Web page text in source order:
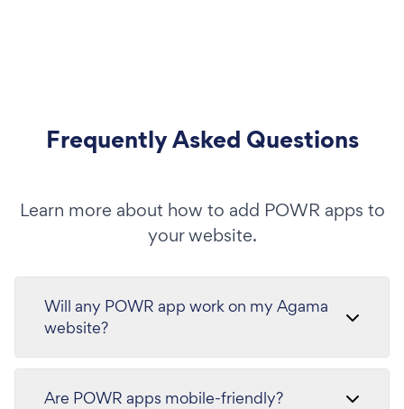
Frequently Asked Questions
Learn more about how to add POWR apps to
your website.
Will any POWR app work on my Agama
website?
Are POWR apps mobile-friendly?